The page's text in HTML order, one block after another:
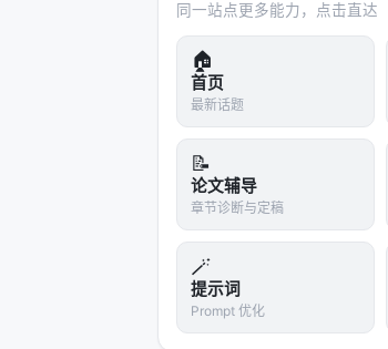
同一站点更多能力，点击直达
🏠
首页
最新话题
📝
论文辅导
章节诊断与定稿
🪄
提示词
Prompt 优化